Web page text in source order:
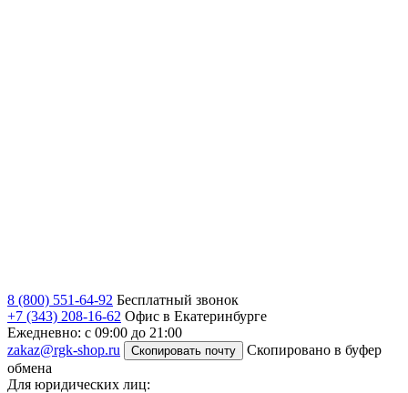
8 (800) 551-64-92 Бесплатный звонок
+7 (343) 208-16-62 Офис в Екатеринбурге
Ежедневно: с 09:00 до 21:00
zakaz@rgk-shop.ru
Скопировать почту
Скопировано в буфер
обмена
Для юридических лиц: